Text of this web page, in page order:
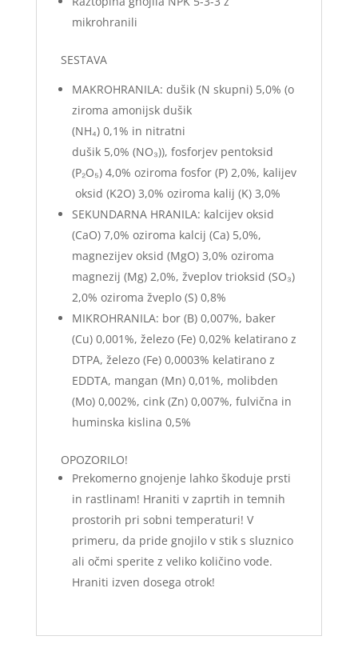
mikrohranili
SESTAVA
MAKROHRANILA: dušik (N skupni) 5,0% (o
ziroma amonijsk dušik
(NH₄) 0,1% in nitratni
dušik 5,0% (NO₃)), fosforjev pentoksid
(P₂O₅) 4,0% oziroma fosfor (P) 2,0%, kalijev
oksid (K2O) 3,0% oziroma kalij (K) 3,0%
SEKUNDARNA HRANILA: kalcijev oksid
(CaO) 7,0% oziroma kalcij (Ca) 5,0%,
magnezijev oksid (MgO) 3,0% oziroma
magnezij (Mg) 2,0%, žveplov trioksid (SO₃)
2,0% oziroma žveplo (S) 0,8%
MIKROHRANILA: bor (B) 0,007%, baker
(Cu) 0,001%, železo (Fe) 0,02% kelatirano z
DTPA, železo (Fe) 0,0003% kelatirano z
EDDTA, mangan (Mn) 0,01%, molibden
(Mo) 0,002%, cink (Zn) 0,007%, fulvična in
huminska kislina 0,5%
OPOZORILO!
Prekomerno gnojenje lahko škoduje prsti
in rastlinam! Hraniti v zaprtih in temnih
prostorih pri sobni temperaturi! V
primeru, da pride gnojilo v stik s sluznico
ali očmi sperite z veliko količino vode.
Hraniti izven dosega otrok!